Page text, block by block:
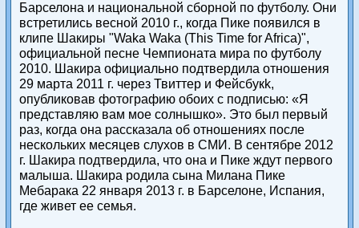
Барселона и национальной сборной по футболу. Они
встретились весной 2010 г., когда Пике появился в
клипе Шакиры "Waka Waka (This Time for Africa)",
официальной песне Чемпионата мира по футболу
2010. Шакира официально подтвердила отношения
29 марта 2011 г. через Твиттер и Фейсбукk,
опубликовав фотографию обоих с подписью: «Я
представляю вам мое солнышко». Это был первый
раз, когда она рассказала об отношениях после
нескольких месяцев слухов в СМИ. В сентябре 2012
г. Шакира подтвердила, что она и Пике ждут первого
малыша. Шакира родила сына Милана Пике
Мебарака 22 января 2013 г. в Барселоне, Испания,
где живет ее семья.